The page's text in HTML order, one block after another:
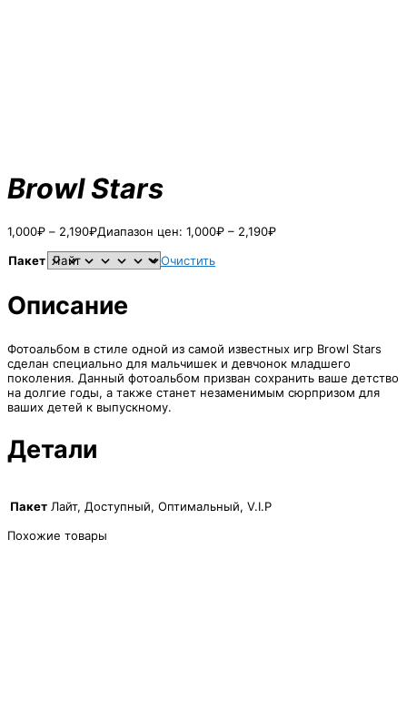
Browl Stars
1,000₽ – 2,190₽Диапазон цен: 1,000₽ – 2,190₽
Пакет
Очистить
Описание
Фотоальбом в стиле одной из самой известных игр Browl Stars
сделан специально для мальчишек и девчонок младшего
поколения. Данный фотоальбом призван сохранить ваше детство
на долгие годы, а также станет незаменимым сюрпризом для
ваших детей к выпускному.
Детали
Пакет Лайт, Доступный, Оптимальный, V.I.P
Похожие товары